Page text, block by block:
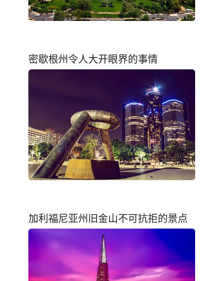
密歇根州令人大开眼界的事情
加利福尼亚州旧金山不可抗拒的景点